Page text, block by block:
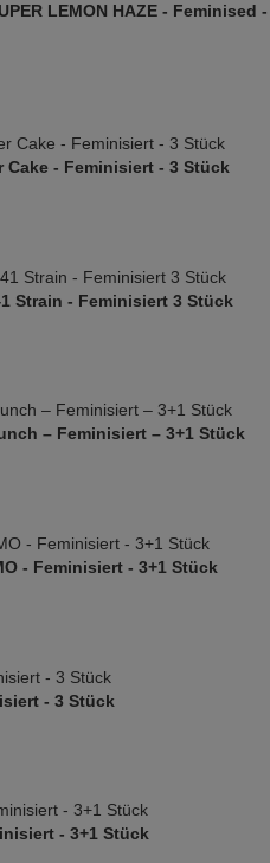
LEMON HAZE - Feminised -
Cake - Feminisiert - 3 Stück
Strain - Feminisiert 3 Stück
– Feminisiert – 3+1 Stück
- Feminisiert - 3+1 Stück
- 3 Stück
- 3+1 Stück